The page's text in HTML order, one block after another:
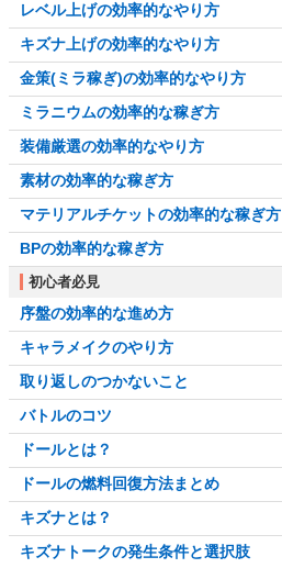
レベル上げの効率的なやり方
キズナ上げの効率的なやり方
金策(ミラ稼ぎ)の効率的なやり方
ミラニウムの効率的な稼ぎ方
装備厳選の効率的なやり方
素材の効率的な稼ぎ方
マテリアルチケットの効率的な稼ぎ方
BPの効率的な稼ぎ方
初心者必見
序盤の効率的な進め方
キャラメイクのやり方
取り返しのつかないこと
バトルのコツ
ドールとは？
ドールの燃料回復方法まとめ
キズナとは？
キズナトークの発生条件と選択肢